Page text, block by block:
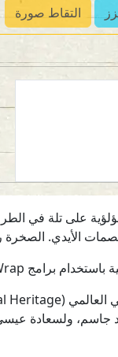
التقاط صورة
على تلة
جاسم، ولسعادة